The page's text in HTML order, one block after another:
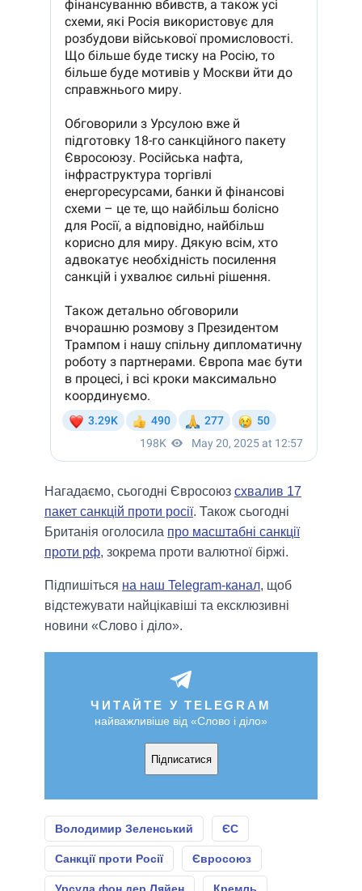
Нагадаємо, сьогодні Євросоюз схвалив 17
пакет санкцій проти росії. Також сьогодні
Британія оголосила про масштабні санкції
проти рф, зокрема проти валютної біржі.
Підпишіться на наш Telegram-канал, щоб
відстежувати найцікавіші та ексклюзивні
новини «Слово і діло».
ЧИТАЙТЕ У TELEGRAM
найважливіше від «Слово і діло»
Підписатися
Володимир Зеленський ЄС
Санкції проти Росії Євросоюз